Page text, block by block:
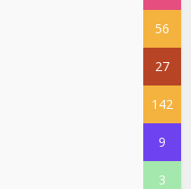
56
27
142
9
3